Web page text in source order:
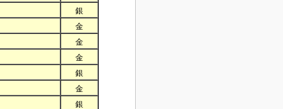
銀
金
金
金
銀
金
銀